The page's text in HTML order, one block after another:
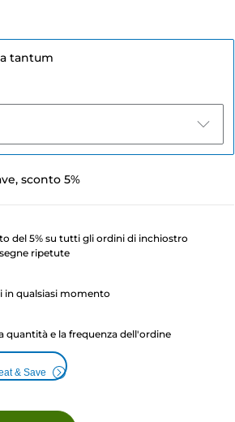
tantum
sconto 5%
del 5% su tutti gli ordini di inchiostro
ripetute
in qualsiasi momento
quantità e la frequenza dell'ordine
& Save